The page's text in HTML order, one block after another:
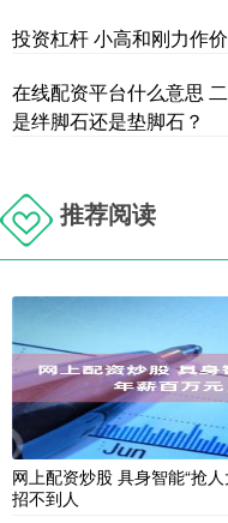
投资杠杆 小高和刚力作
在线配资平台什么意思
是绊脚石还是垫脚石？
推荐阅读
网上配资炒股 具身智能“抢
招不到人